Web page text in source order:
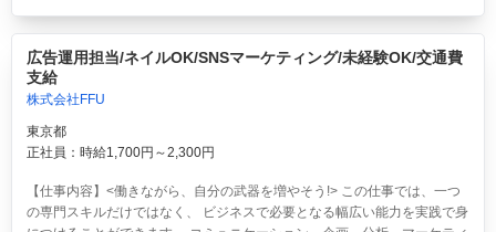
広告運用担当/ネイルOK/SNSマーケティング/未経験OK/交通費
支給
株式会社FFU
東京都
正社員：時給1,700円～2,300円
【仕事内容】<働きながら、自分の武器を増やそう!> この仕事では、一つ
の専門スキルだけではなく、 ビジネスで必要となる幅広い能力を実践で身